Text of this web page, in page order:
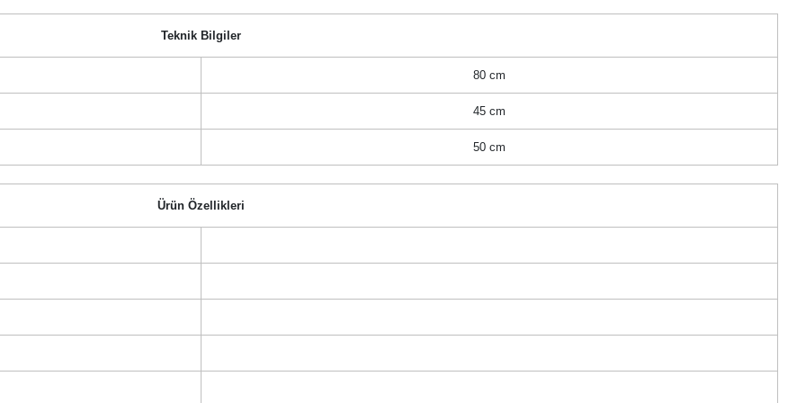
Teknik Bilgiler
80 cm
45 cm
50 cm
Ürün Özellikleri